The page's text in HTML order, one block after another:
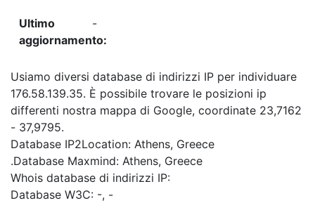
-
Usiamo diversi database di indirizzi IP per individuare
176.58.139.35. È possibile trovare le posizioni ip
differenti nostra mappa di Google, coordinate 23,7162
- 37,9795.
Database IP2Location: Athens, Greece
.Database Maxmind: Athens, Greece
Whois database di indirizzi IP:
Database W3C: -, -